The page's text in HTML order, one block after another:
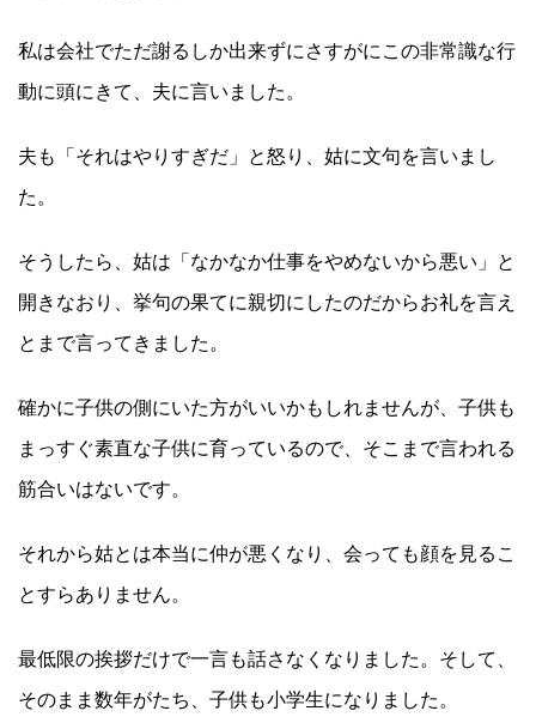
私は会社でただ謝るしか出来ずにさすがにこの非常識な行
動に頭にきて、夫に言いました。
夫も「それはやりすぎだ」と怒り、姑に文句を言いまし
た。
そうしたら、姑は「なかなか仕事をやめないから悪い」と
開きなおり、挙句の果てに親切にしたのだからお礼を言え
とまで言ってきました。
確かに子供の側にいた方がいいかもしれませんが、子供も
まっすぐ素直な子供に育っているので、そこまで言われる
筋合いはないです。
それから姑とは本当に仲が悪くなり、会っても顔を見るこ
とすらありません。
最低限の挨拶だけで一言も話さなくなりました。そして、
そのまま数年がたち、子供も小学生になりました。